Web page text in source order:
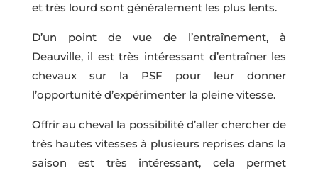
et très lourd sont généralement les plus lents.
D’un point de vue de l’entraînement, à
Deauville, il est très intéressant d’entraîner les
chevaux sur la PSF pour leur donner
l’opportunité d’expérimenter la pleine vitesse.
Offrir au cheval la possibilité d’aller chercher de
très hautes vitesses à plusieurs reprises dans la
saison est très intéressant, cela permet